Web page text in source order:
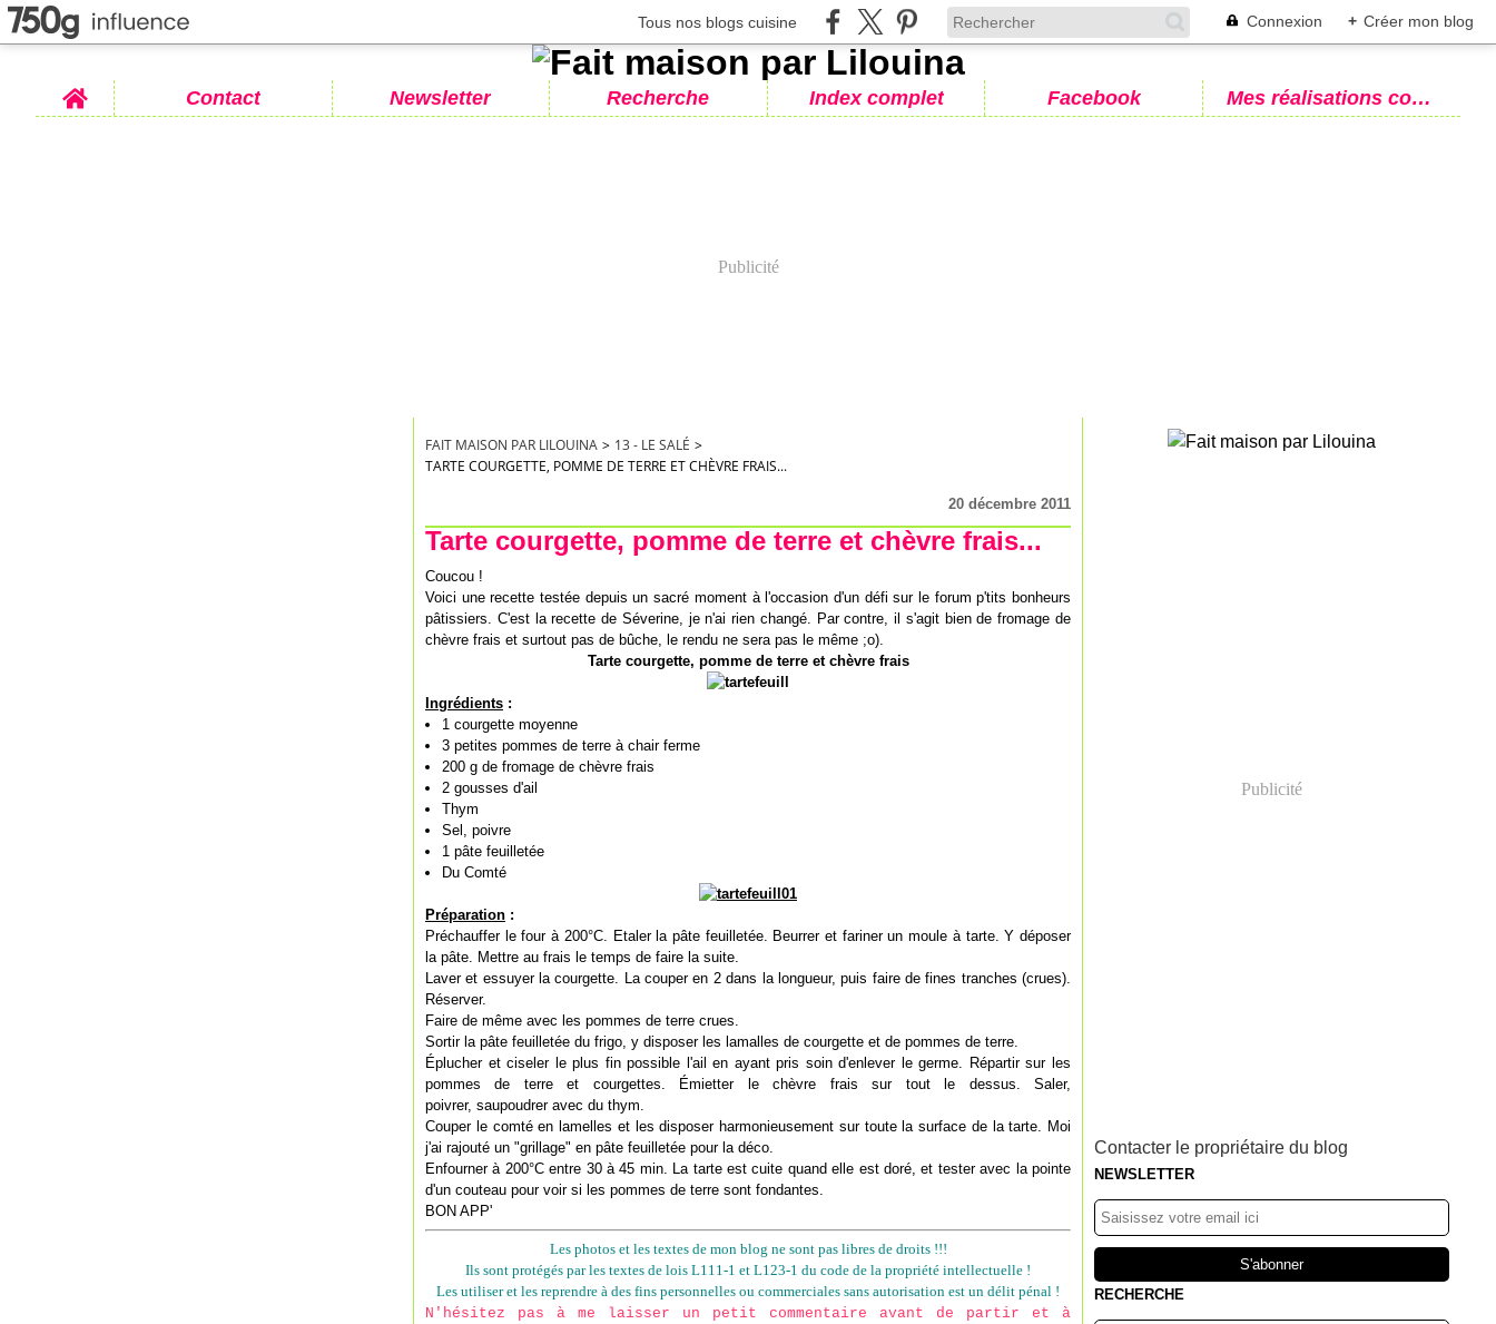
Tous nos blogs cuisine Connexion + Créer mon blog
Home Contact Newsletter Recherche Index complet Facebook Mes réalisations couture
Publicité
FAIT MAISON PAR LILOUINA > 13 - LE SALÉ >
TARTE COURGETTE, POMME DE TERRE ET CHÈVRE FRAIS...
20 décembre 2011
Tarte courgette, pomme de terre et chèvre frais...
Coucou !
Voici une recette testée depuis un sacré moment à l'occasion d'un défi sur le forum p'tits bonheurs
pâtissiers. C'est la recette de Séverine, je n'ai rien changé. Par contre, il s'agit bien de fromage de
chèvre frais et surtout pas de bûche, le rendu ne sera pas le même ;o).
Tarte courgette, pomme de terre et chèvre frais
Ingrédients :
1 courgette moyenne
3 petites pommes de terre à chair ferme
200 g de fromage de chèvre frais
2 gousses d'ail
Thym
Sel, poivre
1 pâte feuilletée
Du Comté
Préparation :
Préchauffer le four à 200°C. Etaler la pâte feuilletée. Beurrer et fariner un moule à tarte. Y déposer
la pâte. Mettre au frais le temps de faire la suite.
Laver et essuyer la courgette. La couper en 2 dans la longueur, puis faire de fines tranches (crues).
Réserver.
Faire de même avec les pommes de terre crues.
Sortir la pâte feuilletée du frigo, y disposer les lamalles de courgette et de pommes de terre.
Éplucher et ciseler le plus fin possible l'ail en ayant pris soin d'enlever le germe. Répartir sur les
pommes de terre et courgettes. Émietter le chèvre frais sur tout le dessus. Saler,
poivrer, saupoudrer avec du thym.
Couper le comté en lamelles et les disposer harmonieusement sur toute la surface de la tarte. Moi
j'ai rajouté un "grillage" en pâte feuilletée pour la déco.
Enfourner à 200°C entre 30 à 45 min. La tarte est cuite quand elle est doré, et tester avec la pointe
d'un couteau pour voir si les pommes de terre sont fondantes.
BON APP'
Les photos et les textes de mon blog ne sont pas libres de droits !!!
Ils sont protégés par les textes de lois L111-1 et L123-1 du code de la propriété intellectuelle !
Les utiliser et les reprendre à des fins personnelles ou commerciales sans autorisation est un délit pénal !
N'hésitez pas à me laisser un petit commentaire avant de partir et à
Publicité
Contacter le propriétaire du blog
NEWSLETTER
RECHERCHE